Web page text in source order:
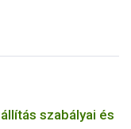
szabályai és